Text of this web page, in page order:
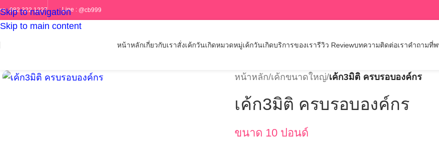
Skip to navigation
Skip to main content
ร : 082 322 1227 Line : @cb999
หน้าหลักเกี่ยวกับเราสั่งเค้กวันเกิดหมวดหมู่เค้กวันเกิดบริการของเรารีวิว Reviewบทความติดต่อเราคำถามที่
หน้าหลัก/เค้กขนาดใหญ่/เค้ก3มิติ ครบรอบองค์กร
เค้ก3มิติ ครบรอบองค์กร
ขนาด 10 ปอนด์